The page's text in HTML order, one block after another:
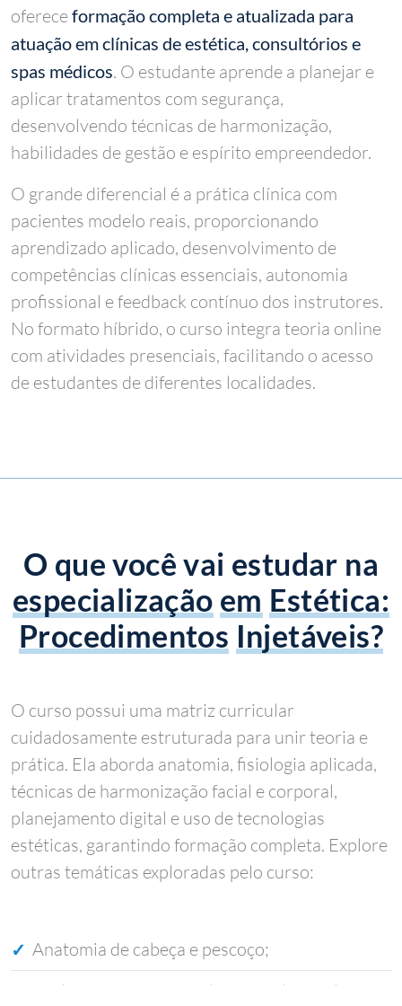
ofereceformação completa e atualizada para
atuação em clínicas de estética, consultórios e
spas médicos. O estudante aprende a planejar e
aplicar tratamentos com segurança,
desenvolvendo técnicas de harmonização,
habilidades de gestão e espírito empreendedor.
O grande diferencial é a prática clínica com
pacientes modelo reais, proporcionando
aprendizado aplicado, desenvolvimento de
competências clínicas essenciais, autonomia
profissional e feedback contínuo dos instrutores.
No formato híbrido, o curso integra teoria online
com atividades presenciais, facilitando o acesso
de estudantes de diferentes localidades.
O que você vai estudar na
especialização em Estética:
Procedimentos Injetáveis?
O curso possui uma matriz curricular
cuidadosamente estruturada para unir teoria e
prática. Ela aborda anatomia, fisiologia aplicada,
técnicas de harmonização facial e corporal,
planejamento digital e uso de tecnologias
estéticas, garantindo formação completa. Explore
outras temáticas exploradas pelo curso:
Anatomia de cabeça e pescoço;
Avaliação estética facial, corporal e capilar;